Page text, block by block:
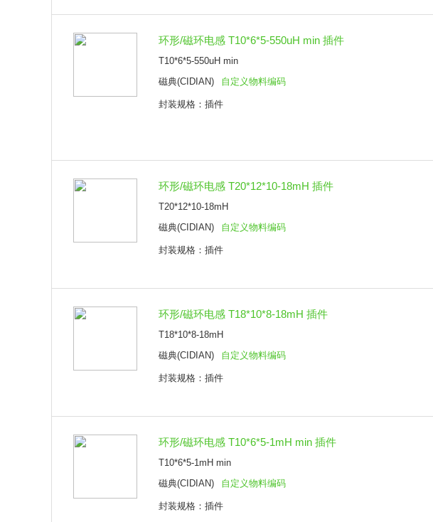
环形/磁环电感 T10*6*5-550uH min 插件
T10*6*5-550uH min
磁典(CIDIAN)
自定义物料编码
封装规格：插件
环形/磁环电感 T20*12*10-18mH 插件
T20*12*10-18mH
磁典(CIDIAN)
自定义物料编码
封装规格：插件
环形/磁环电感 T18*10*8-18mH 插件
T18*10*8-18mH
磁典(CIDIAN)
自定义物料编码
封装规格：插件
环形/磁环电感 T10*6*5-1mH min 插件
T10*6*5-1mH min
磁典(CIDIAN)
自定义物料编码
封装规格：插件